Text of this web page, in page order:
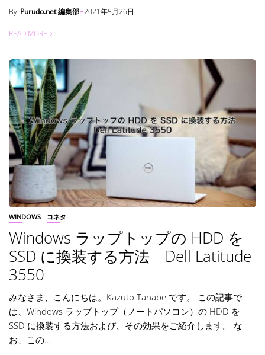
By Purudo.net 編集部 2021年5月26日
READ MORE
WINDOWS コネタ
Windows ラップトップの HDD を
SSD に換装する方法 Dell Latitude
3550
みなさま、こんにちは。Kazuto Tanabe です。 この記事で
は、Windows ラップトップ（ノートパソコン）の HDD を
SSD に換装する方法および、その効果をご紹介します。 な
お、この...